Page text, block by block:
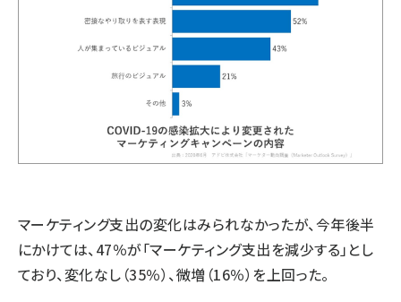
マーケティング支出の変化はみられなかったが、今年後半
にかけては、47％が「マーケティング支出を減少する」とし
ており、変化なし（35％）、微増（16％）を上回った。